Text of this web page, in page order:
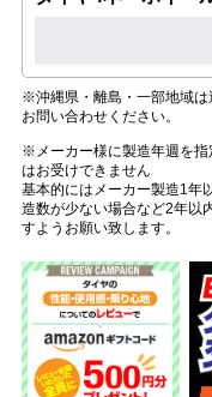
※沖縄県・離島・一部地域は
お問い合わせください。
※メーカー様に製造年週を指
はお受けできません
基本的にはメーカー製造1年
造数が少ない場合など2年以
すようお願い致します。